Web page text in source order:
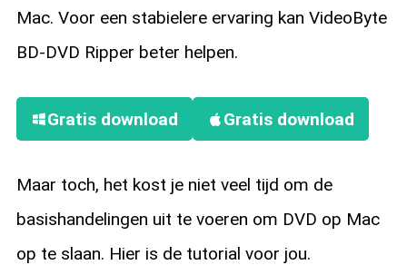
Mac. Voor een stabielere ervaring kan VideoByte
BD-DVD Ripper beter helpen.
Gratis download Gratis download
Maar toch, het kost je niet veel tijd om de
basishandelingen uit te voeren om DVD op Mac
op te slaan. Hier is de tutorial voor jou.